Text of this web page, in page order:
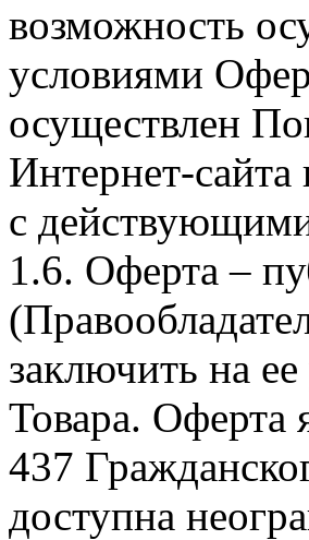
возможность
условиями
осуществлен
Интернет-
с
1.6. Оферта –
заключить на
Товара. Оферта
437
доступна